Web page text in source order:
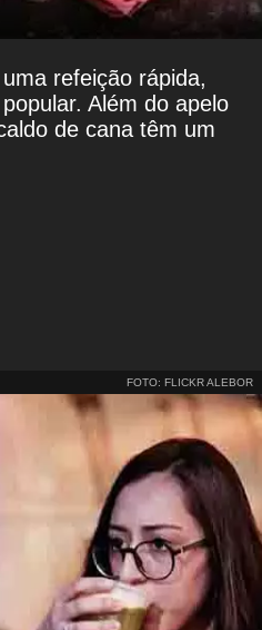
refeição rápida,
Além do apelo
de cana têm um
FOTO: FLICKR ALEBOR